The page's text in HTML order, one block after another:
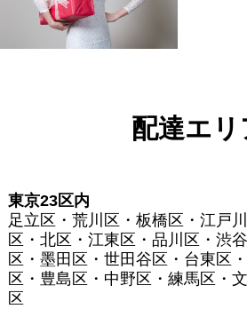
配達エリ
東京23区内
足立区・荒川区・板橋区・江戸
区・北区・江東区・品川区・渋
区・墨田区・世田谷区・台東区
区・豊島区・中野区・練馬区・
区